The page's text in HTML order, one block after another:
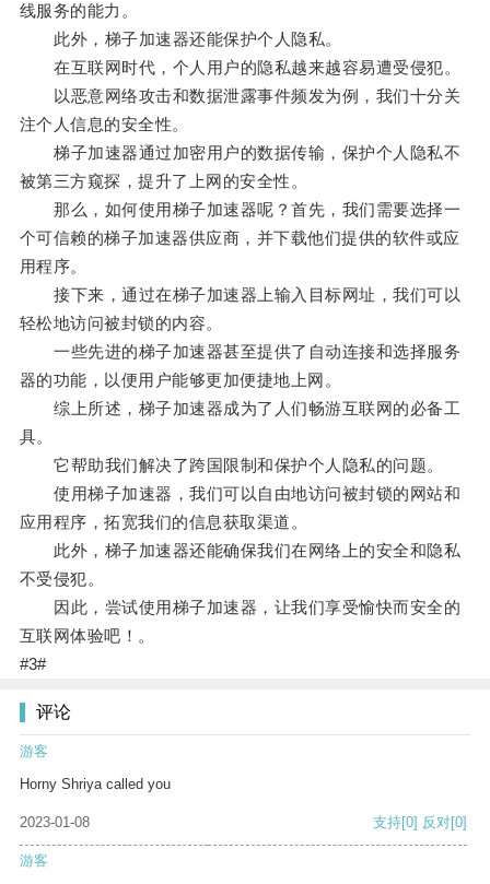
线服务的能力。
此外，梯子加速器还能保护个人隐私。
在互联网时代，个人用户的隐私越来越容易遭受侵犯。
以恶意网络攻击和数据泄露事件频发为例，我们十分关
注个人信息的安全性。
梯子加速器通过加密用户的数据传输，保护个人隐私不
被第三方窥探，提升了上网的安全性。
那么，如何使用梯子加速器呢？首先，我们需要选择一
个可信赖的梯子加速器供应商，并下载他们提供的软件或应
用程序。
接下来，通过在梯子加速器上输入目标网址，我们可以
轻松地访问被封锁的内容。
一些先进的梯子加速器甚至提供了自动连接和选择服务
器的功能，以便用户能够更加便捷地上网。
综上所述，梯子加速器成为了人们畅游互联网的必备工
具。
它帮助我们解决了跨国限制和保护个人隐私的问题。
使用梯子加速器，我们可以自由地访问被封锁的网站和
应用程序，拓宽我们的信息获取渠道。
此外，梯子加速器还能确保我们在网络上的安全和隐私
不受侵犯。
因此，尝试使用梯子加速器，让我们享受愉快而安全的
互联网体验吧！。
#3#
评论
游客
Horny Shriya called you
2023-01-08 支持[0] 反对[0]
游客